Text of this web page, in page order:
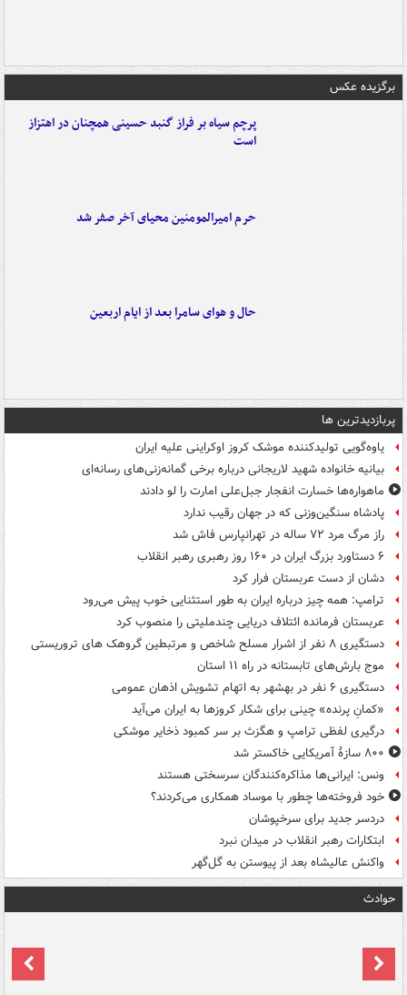
برگزیده عکس
پرچم سیاه بر فراز گنبد حسینی همچنان در اهتزاز
است
حرم امیرالمومنین محیای آخر صفر شد
حال و هوای سامرا بعد از ایام اربعین
پربازدیدترین ها
یاوه‌گویی تولیدکننده موشک کروز اوکراینی علیه ایران
بیانیه خانواده شهید لاریجانی درباره برخی گمانه‌زنی‌های رسانه‌ای
ماهواره‌ها خسارت انفجار جبل‌علی امارت را لو دادند
پادشاه سنگین‌وزنی که در جهان رقیب ندارد
راز مرگ مرد ۷۲ ساله در تهرانپارس فاش شد
۶ دستاورد بزرگ ایران در ۱۶۰ روز رهبری رهبر انقلاب
دشان از دست عربستان فرار کرد
ترامپ: همه چیز درباره ایران به طور استثنایی خوب پیش می‌رود
عربستان فرمانده ائتلاف دریایی چندملیتی را منصوب کرد
دستگیری ۸ نفر از اشرار مسلح شاخص و مرتبطین گروهک های تروریستی
موج بارش‌های تابستانه در راه ۱۱ استان
دستگیری ۶ نفر در بهشهر به اتهام تشویش اذهان عمومی
«کمانِ پرنده» چینی برای شکار کروزها به ایران می‌آید
درگیری لفظی ترامپ و هگزث بر سر کمبود ذخایر موشکی
۸۰۰ سازۀ آمریکایی خاکستر شد
ونس: ایرانی‌ها مذاکره‌کنندگان سرسختی هستند
خود فروخته‌ها چطور با موساد همکاری می‌کردند؟
دردسر جدید برای سرخپوشان
ابتکارات رهبر انقلاب در میدان نبرد
واکنش عالیشاه بعد از پیوستن به گل‌گهر
حوادث